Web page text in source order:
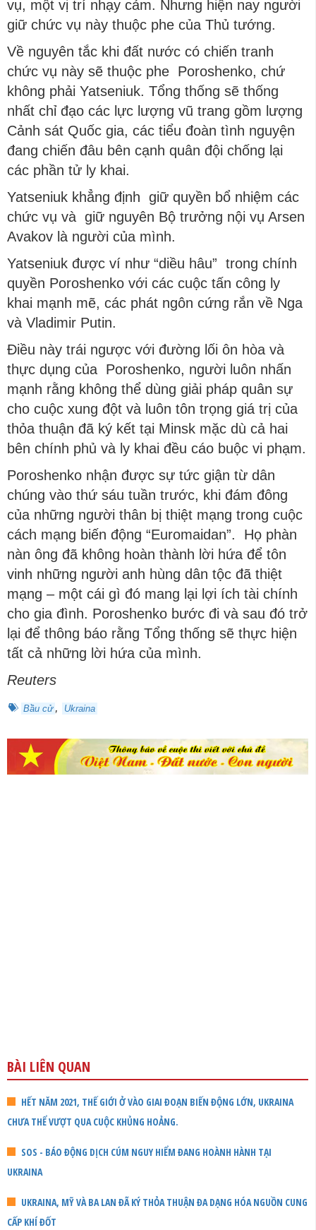
vụ, một vị trí nhạy cảm. Nhưng hiện nay người
giữ chức vụ này thuộc phe của Thủ tướng.
Về nguyên tắc khi đất nước có chiến tranh
chức vụ này sẽ thuộc phe Poroshenko, chứ
không phải Yatseniuk. Tổng thống sẽ thống
nhất chỉ đạo các lực lượng vũ trang gồm lượng
Cảnh sát Quốc gia, các tiểu đoàn tình nguyện
đang chiến đâu bên cạnh quân đội chống lại
các phần tử ly khai.
Yatseniuk khẳng định giữ quyền bổ nhiệm các
chức vụ và giữ nguyên Bộ trưởng nội vụ Arsen
Avakov là người của mình.
Yatseniuk được ví như “diều hâu” trong chính
quyền Poroshenko với các cuộc tấn công ly
khai mạnh mẽ, các phát ngôn cứng rắn về Nga
và Vladimir Putin.
Điều này trái ngược với đường lối ôn hòa và
thực dụng của Poroshenko, người luôn nhấn
mạnh rằng không thể dùng giải pháp quân sự
cho cuộc xung đột và luôn tôn trọng giá trị của
thỏa thuận đã ký kết tại Minsk mặc dù cả hai
bên chính phủ và ly khai đều cáo buộc vi phạm.
Poroshenko nhận được sự tức giận từ dân
chúng vào thứ sáu tuần trước, khi đám đông
của những người thân bị thiệt mạng trong cuộc
cách mạng biến động “Euromaidan”. Họ phàn
nàn ông đã không hoàn thành lời hứa để tôn
vinh những người anh hùng dân tộc đã thiệt
mạng – một cái gì đó mang lại lợi ích tài chính
cho gia đình. Poroshenko bước đi và sau đó trở
lại để thông báo rằng Tổng thống sẽ thực hiện
tất cả những lời hứa của mình.
Reuters
Bầu cử , Ukraina
BÀI LIÊN QUAN
HẾT NĂM 2021, THẾ GIỚI Ở VÀO GIAI ĐOẠN BIẾN ĐỘNG LỚN, UKRAINA
CHƯA THỂ VƯỢT QUA CUỘC KHỦNG HOẢNG.
SOS - BÁO ĐỘNG DỊCH CÚM NGUY HIỂM ĐANG HOÀNH HÀNH TẠI
UKRAINA
UKRAINA, MỸ VÀ BA LAN ĐÃ KÝ THỎA THUẬN ĐA DẠNG HÓA NGUỒN CUNG
CẤP KHÍ ĐỐT